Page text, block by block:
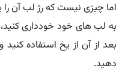
اما چیزی نیست که رژ لب آن
به لب های خود خودداری
بعد از آن از یخ استفاده
دهید.